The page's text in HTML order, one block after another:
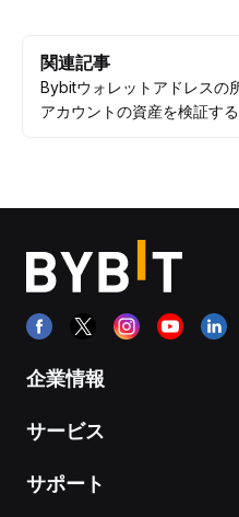
関連記事
Bybitウォレットアドレスの
アカウントの資産を検証す
企業情報
サービス
サポート